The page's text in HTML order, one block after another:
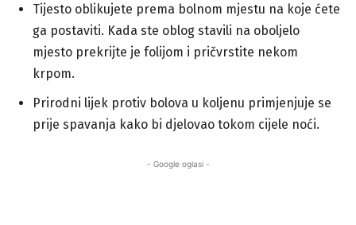
Tijesto oblikujete prema bolnom mjestu na koje ćete
ga postaviti. Kada ste oblog stavili na oboljelo
mjesto prekrijte je folijom i pričvrstite nekom
krpom.
Prirodni lijek protiv bolova u koljenu primjenjuje se
prije spavanja kako bi djelovao tokom cijele noći.
- Google oglasi -